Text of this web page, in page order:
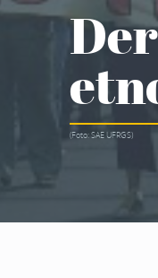
(Foto: SAE UFRGS)